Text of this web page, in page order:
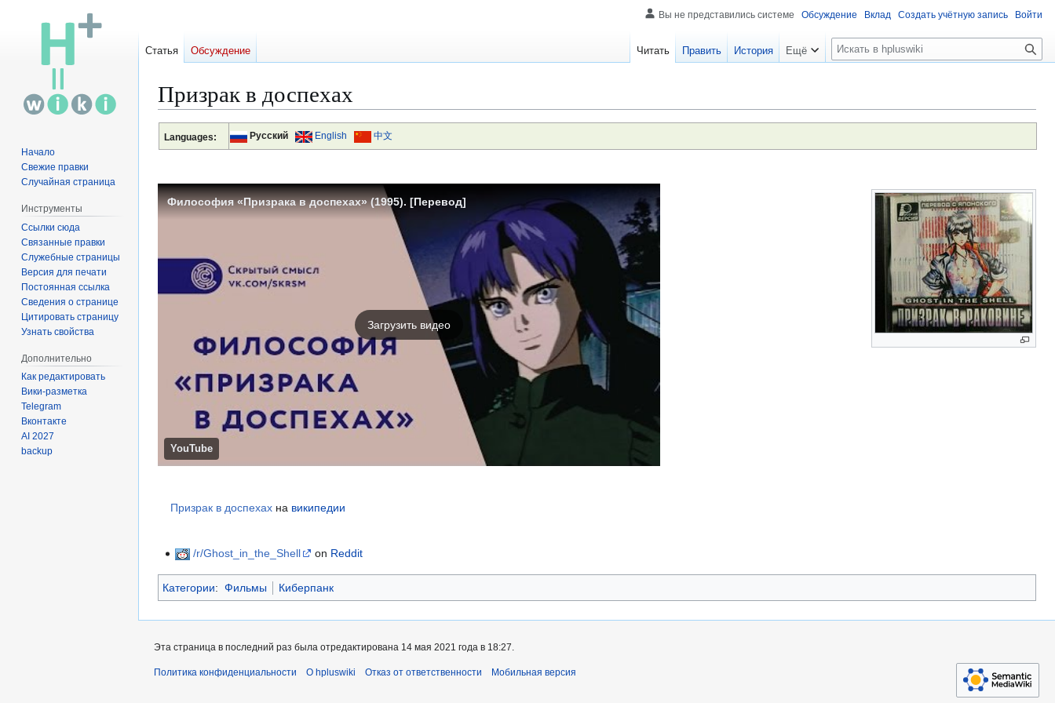
Призрак в доспехах
Перейти
Перейти
Languages: Русский English 中文
Философия «Призрака в доспехах» (1995). [Перевод]
Загрузить видео
YouTube
Призрак в доспехах на википедии
/r/Ghost_in_the_Shell on Reddit
Категории: Фильмы Киберпанк
Вы не представились системе Обсуждение Вклад Создать учётную запись Войти
Статья Обсуждение Читать Править История Ещё
П
о
к
Начало
Свежие правки
Случайная страница
Инструменты
Ссылки сюда
Связанные правки
Служебные страницы
Версия для печати
Постоянная ссылка
Сведения о странице
Цитировать страницу
Узнать свойства
Дополнительно
Как редактировать
Вики-разметка
Telegram
Вконтакте
AI 2027
backup
Эта страница в последний раз была отредактирована 14 мая 2021 года в 18:27.
Политика конфиденциальности О hpluswiki Отказ от ответственности Мобильная версия